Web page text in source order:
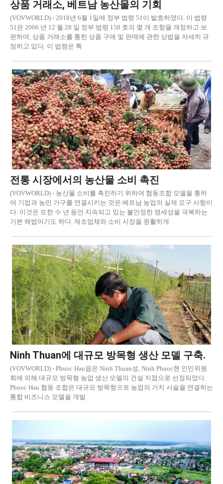
상품 거래소, 베트남 농산물의 기회
(VOVWORLD) - 2018년 6월 1일에 정부 법령 51이 발효하였다. 이 법령
51은 2006 년 12 월 28 일 정부 법령 158 호의 몇 개 조항을 개정하고 보
완하며, 상품 거래소를 통한 상품 구매 및 판매에 관한 상법을 자세히 규
정하고 있다. 이 법령은 특
전통 시장에서의 농산물 소비 촉진
(VOVWORLD) - 농산물 소비를 촉진하기 위하여 협동조합 모델을 통하
여 기업과 농민 가구를 연결시키는 것은 베트남 농업의 실제 요구 사항이
다. 이것은 또한 수 년 동안 지속되고 있는 불안정한 영세성을 극복하는
기본 해법이기도 하다. 제조업체와 소비 시장을 원활하게
Ninh Thuan에 대규모 방목형 생산 모델 구축.
(VOVWORLD) - Phuoc Hau읍은 Ninh Thuan성, Ninh Phuoc현 인민위원
회에 의해 대규모 방목형 농업 생산 모델의 건설 지점으로 선정되었다.
Phuoc Hau 협동 조합은 대규모 방목형으로 농업의 가치 사슬을 연결하는
통합 비즈니스 모델을 개발